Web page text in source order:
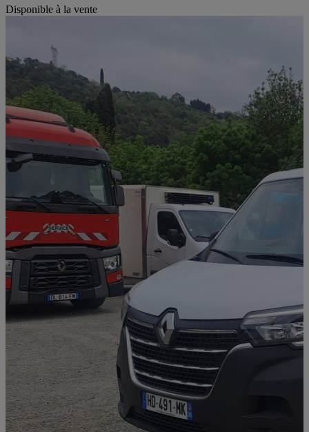
Disponible à la vente